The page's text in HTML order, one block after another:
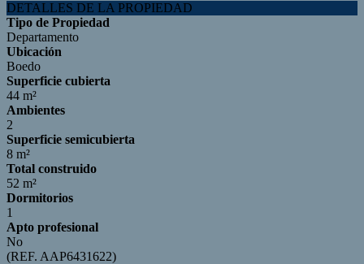
DETALLES DE LA PROPIEDAD
Tipo de Propiedad
Departamento
Ubicación
Boedo
Superficie cubierta
44 m²
Ambientes
2
Superficie semicubierta
8 m²
Total construido
52 m²
Dormitorios
1
Apto profesional
No
(REF. AAP6431622)